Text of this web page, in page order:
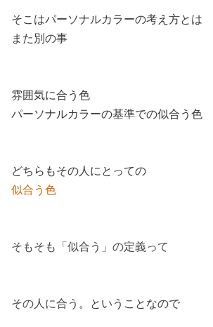
そこはパーソナルカラーの考え方とは
また別の事
雰囲気に合う色
パーソナルカラーの基準での似合う色
どちらもその人にとっての
似合う色
そもそも「似合う」の定義って
その人に合う 。ということなので